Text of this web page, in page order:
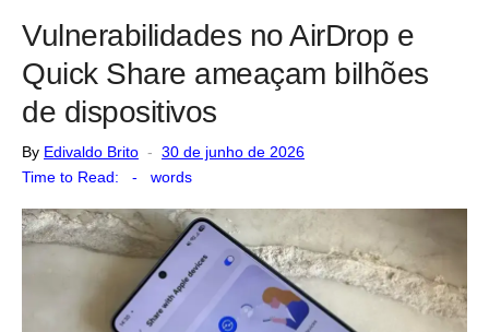
Vulnerabilidades no AirDrop e
Quick Share ameaçam bilhões
de dispositivos
By Edivaldo Brito
Posted
30 de junho de 2026
Time to Read:
- words